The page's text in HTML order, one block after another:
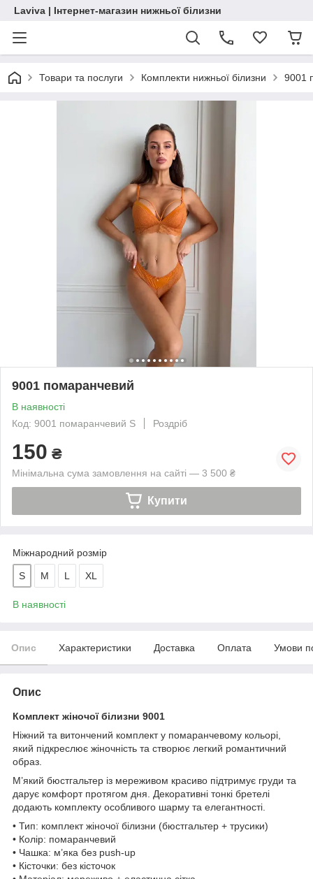
Laviva | Інтернет-магазин нижньої білизни
Товари та послуги Комплекти нижньої білизни 9001
9001 помаранчевий
В наявності
Код: 9001 помаранчевий S
Роздріб
150 ₴
Мінімальна сума замовлення на сайті — 3 500 ₴
Купити
Міжнародний розмір
S M L XL
В наявності
Опис Характеристики Доставка Оплата Умови
Опис
Комплект жіночої білизни 9001
Ніжний та витончений комплект у помаранчевому кольорі,
який підкреслює жіночність та створює легкий романтичний
образ.
М’який бюстгальтер із мереживом красиво підтримує груди та
дарує комфорт протягом дня. Декоративні тонкі бретелі
додають комплекту особливого шарму та елегантності.
• Тип: комплект жіночої білизни (бюстгальтер + трусики)
• Колір: помаранчевий
• Чашка: м’яка без push-up
• Кісточки: без кісточок